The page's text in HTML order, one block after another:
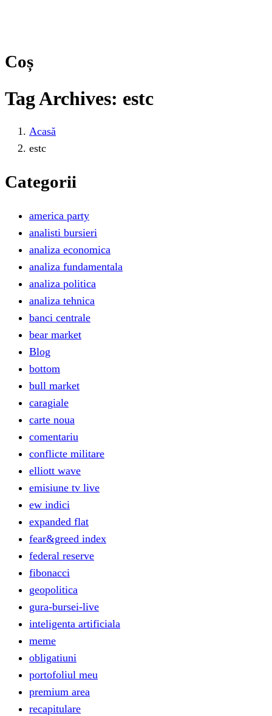
Coș
Tag Archives: estc
Acasă
estc
Categorii
america party
analisti bursieri
analiza economica
analiza fundamentala
analiza politica
analiza tehnica
banci centrale
bear market
Blog
bottom
bull market
caragiale
carte noua
comentariu
conflicte militare
elliott wave
emisiune tv live
ew indici
expanded flat
fear&greed index
federal reserve
fibonacci
geopolitica
gura-bursei-live
inteligenta artificiala
meme
obligatiuni
portofoliul meu
premium area
recapitulare